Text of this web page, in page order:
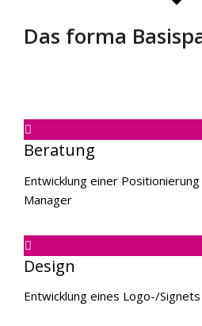
Das forma
Beratung
Entwicklung einer
Manager
Design
Entwicklung eines Logo-/